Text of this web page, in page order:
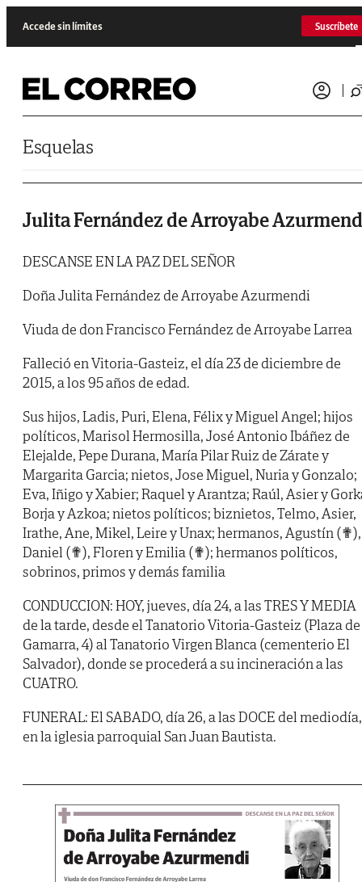
Accede sin límites Suscríbete
Esquelas
Julita Fernández de Arroyabe
DESCANSE EN LA PAZ DEL SEÑOR
Doña Julita Fernández de Arroyabe Azurmendi
Viuda de don Francisco Fernández de Arroyabe Larrea
Falleció en Vitoria-Gasteiz, el día 23 de diciembre de
2015, a los 95 años de edad.
Sus hijos, Ladis, Puri, Elena, Félix y Miguel Angel; hijos
políticos, Marisol Hermosilla, José Antonio Ibáñez de
Elejalde, Pepe Durana, María Pilar Ruiz de Zárate y
Margarita Garcia; nietos, Jose Miguel, Nuria y Gonzalo;
Eva, Iñigo y Xabier; Raquel y Arantza; Raúl, Asier y
Borja y Azkoa; nietos políticos; biznietos, Telmo, Asier,
Irathe, Ane, Mikel, Leire y Unax; hermanos, Agustín (✟),
Daniel (✟), Floren y Emilia (✟); hermanos políticos,
sobrinos, primos y demás familia
CONDUCCION: HOY, jueves, día 24, a las TRES Y MEDIA
de la tarde, desde el Tanatorio Vitoria-Gasteiz (Plaza de
Gamarra, 4) al Tanatorio Virgen Blanca (cementerio El
Salvador), donde se procederá a su incineración a las
CUATRO.
FUNERAL: El SABADO, día 26, a las DOCE del mediodía,
en la iglesia parroquial San Juan Bautista.